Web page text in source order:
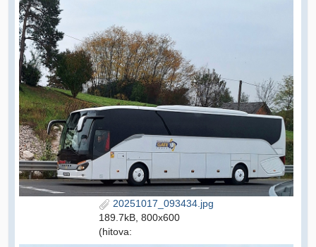
20251017_093434.jpg
189.7kB, 800x600
(hitova: